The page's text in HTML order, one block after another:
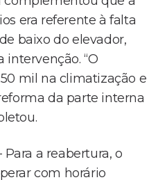
era referente à falta
baixo do elevador,
intervenção. “O
mil na climatização e
da parte interna
Para a reabertura, o
com horário